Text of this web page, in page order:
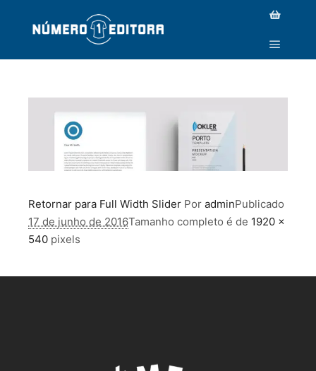
PROJECT-FULL-WIDTH
Retornar para Full Width Slider Por adminPublicado
17 de junho de 2016Tamanho completo é de 1920 ×
540 pixels